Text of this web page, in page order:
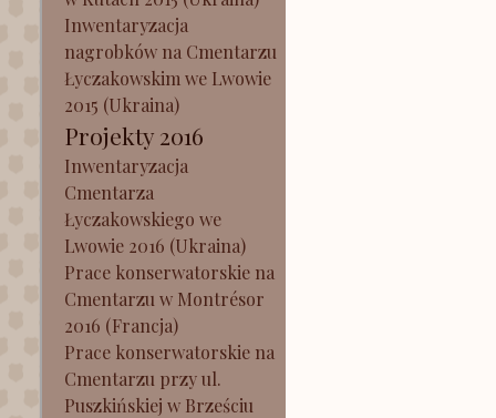
Inwentaryzacja
nagrobków na Cmentarzu
Łyczakowskim we Lwowie
2015 (Ukraina)
Projekty 2016
Inwentaryzacja
Cmentarza
Łyczakowskiego we
Lwowie 2016 (Ukraina)
Prace konserwatorskie na
Cmentarzu w Montrésor
2016 (Francja)
Prace konserwatorskie na
Cmentarzu przy ul.
Puszkińskiej w Brześciu